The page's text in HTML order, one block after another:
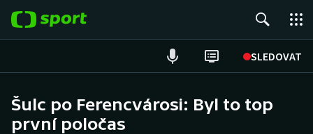
SLEDOVAT
Hokej
Šulc po Ferencvárosi: Byl to top
první poločas